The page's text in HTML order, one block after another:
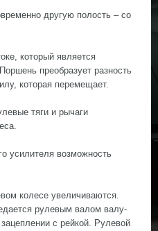
другую полость – со
который является
преобразует разность
которая перемещает.
тяги и рычаги
усилителя возможность
колесе увеличиваются.
рулевым валом валу-
с рейкой. Рулевой